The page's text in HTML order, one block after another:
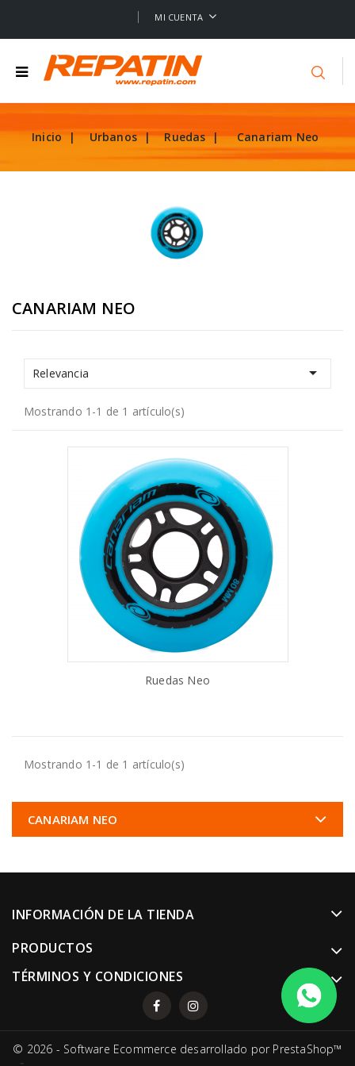
MI CUENTA
Inicio Urbanos Ruedas Canariam Neo
CANARIAM NEO
Relevancia 
Mostrando 1-1 de 1 artículo(s)
AÑADIR AL CARRITO
Ruedas Neo
Mostrando 1-1 de 1 artículo(s)
CANARIAM NEO
INFORMACIÓN DE LA TIENDA
PRODUCTOS
TÉRMINOS Y CONDICIONES
© 2026 - Software Ecommerce desarrollado por PrestaShop™